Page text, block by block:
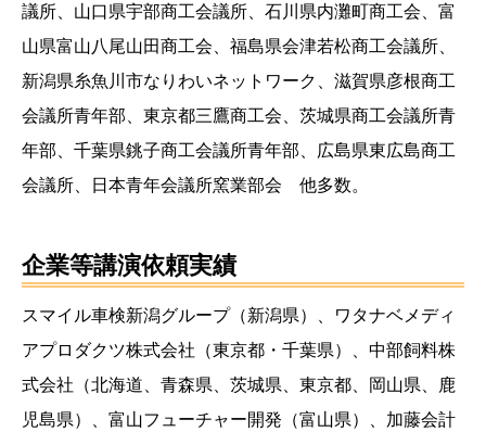
議所、山口県宇部商工会議所、石川県内灘町商工会、富
山県富山八尾山田商工会、福島県会津若松商工会議所、
新潟県糸魚川市なりわいネットワーク、滋賀県彦根商工
会議所青年部、東京都三鷹商工会、茨城県商工会議所青
年部、千葉県銚子商工会議所青年部、広島県東広島商工
会議所、日本青年会議所窯業部会 他多数。
企業等講演依頼実績
スマイル車検新潟グループ（新潟県）、ワタナベメディ
アプロダクツ株式会社（東京都・千葉県）、中部飼料株
式会社（北海道、青森県、茨城県、東京都、岡山県、鹿
児島県）、富山フューチャー開発（富山県）、加藤会計